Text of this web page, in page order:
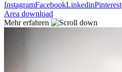
InstagramFacebookLinkedinPinterest
Area download
Mehr erfahren